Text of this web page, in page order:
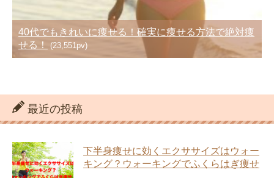
40代でもきれいに痩せる！確実に痩せる方法で絶対痩
せる！
(23,551pv)
最近の投稿
下半身痩せに効くエクササイズはウォー
キング？ウォーキングでふくらはぎ痩せ